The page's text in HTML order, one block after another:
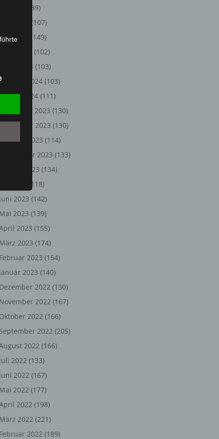
(89)
(107)
Mai 2024
(149)
(102)
März 2024 (103)
2024 (103)
2024 (111)
Dezember 2023 (130)
November 2023 (130)
2023 (114)
September 2023 (133)
August 2023 (134)
(118)
Juni 2023 (142)
Mai 2023 (139)
2023 (155)
März 2023 (174)
Februar 2023 (154)
Januar 2023 (140)
Dezember 2022 (130)
November 2022 (167)
Oktober 2022 (166)
September 2022 (205)
2022 (166)
Juli 2022 (133)
Juni 2022 (167)
Mai 2022 (177)
2022 (198)
März 2022 (221)
Februar 2022 (189)
oder